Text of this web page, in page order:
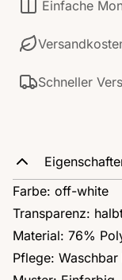
Einfache
Schneller
Farbe: off-white
Transparenz:
Material: 76%
Pflege: